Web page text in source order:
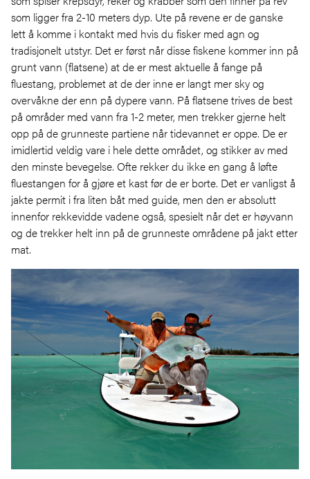
som ligger fra 2-10 meters dyp. Ute på revene er de ganske
lett å komme i kontakt med hvis du fisker med agn og
tradisjonelt utstyr. Det er først når disse fiskene kommer inn på
grunt vann (flatsene) at de er mest aktuelle å fange på
fluestang, problemet at de der inne er langt mer sky og
overvåkne der enn på dypere vann. På flatsene trives de best
på områder med vann fra 1-2 meter, men trekker gjerne helt
opp på de grunneste partiene når tidevannet er oppe. De er
imidlertid veldig vare i hele dette området, og stikker av med
den minste bevegelse. Ofte rekker du ikke en gang å løfte
fluestangen for å gjøre et kast før de er borte. Det er vanligst å
jakte permit i fra liten båt med guide, men den er absolutt
innenfor rekkevidde vadene også, spesielt når det er høyvann
og de trekker helt inn på de grunneste områdene på jakt etter
mat.